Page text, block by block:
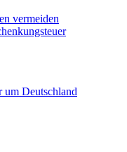
vermeiden
um Deutschland